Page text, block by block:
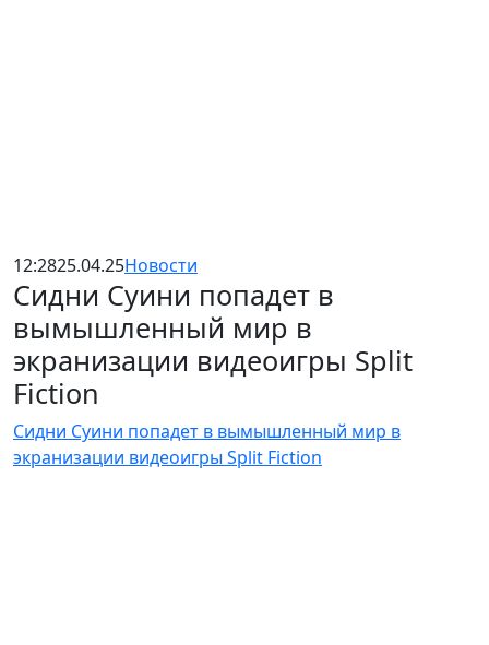
12:2825.04.25Новости
Сидни Суини попадет в
вымышленный мир в
экранизации видеоигры Split
Fiction
Сидни Суини попадет в вымышленный мир в
экранизации видеоигры Split Fiction